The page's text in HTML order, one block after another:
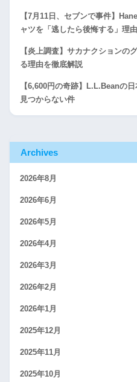
【7月11日、セブンで事件】
ャツを「逃したら後悔する」理由
【炎上調査】サカナクションの
る理由を徹底解説
【6,600円の奇跡】L.L.Beanの
見つからない件
Archives
2026年8月
2026年6月
2026年5月
2026年4月
2026年3月
2026年2月
2026年1月
2025年12月
2025年11月
2025年10月